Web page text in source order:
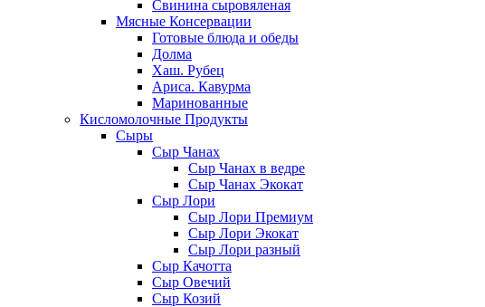
Свинина сыровяленая
Мясные Консервации
Готовые блюда и обеды
Долма
Хаш. Рубец
Ариса. Кавурма
Маринованные
Кисломолочные Продукты
Сыры
Сыр Чанах
Сыр Чанах в ведре
Сыр Чанах Экокат
Сыр Лори
Сыр Лори Премиум
Сыр Лори Экокат
Сыр Лори разный
Сыр Качотта
Сыр Овечий
Сыр Козий